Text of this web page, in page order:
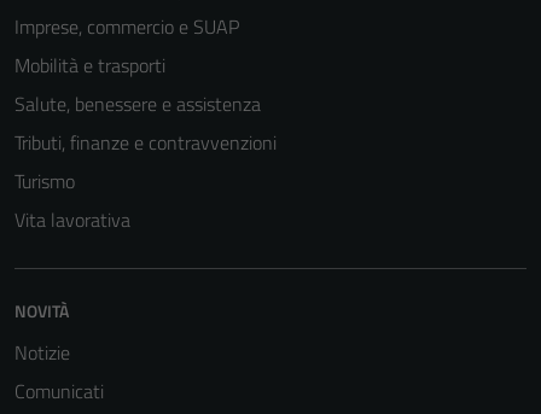
Imprese, commercio e SUAP
Mobilità e trasporti
Salute, benessere e assistenza
Tributi, finanze e contravvenzioni
Turismo
Vita lavorativa
NOVITÀ
Notizie
Comunicati